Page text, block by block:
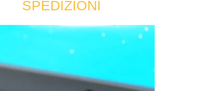
SPEDIZIONI